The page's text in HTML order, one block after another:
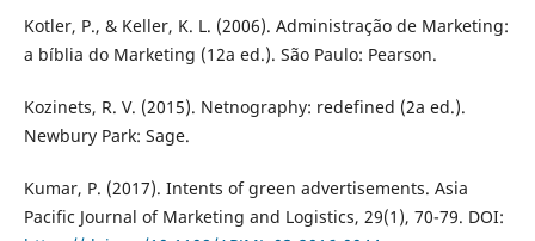
Kotler, P., & Keller, K. L. (2006). Administração de Marketing:
a bíblia do Marketing (12a ed.). São Paulo: Pearson.
Kozinets, R. V. (2015). Netnography: redefined (2a ed.).
Newbury Park: Sage.
Kumar, P. (2017). Intents of green advertisements. Asia
Pacific Journal of Marketing and Logistics, 29(1), 70-79. DOI: